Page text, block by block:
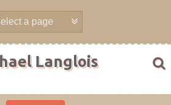
Langlois